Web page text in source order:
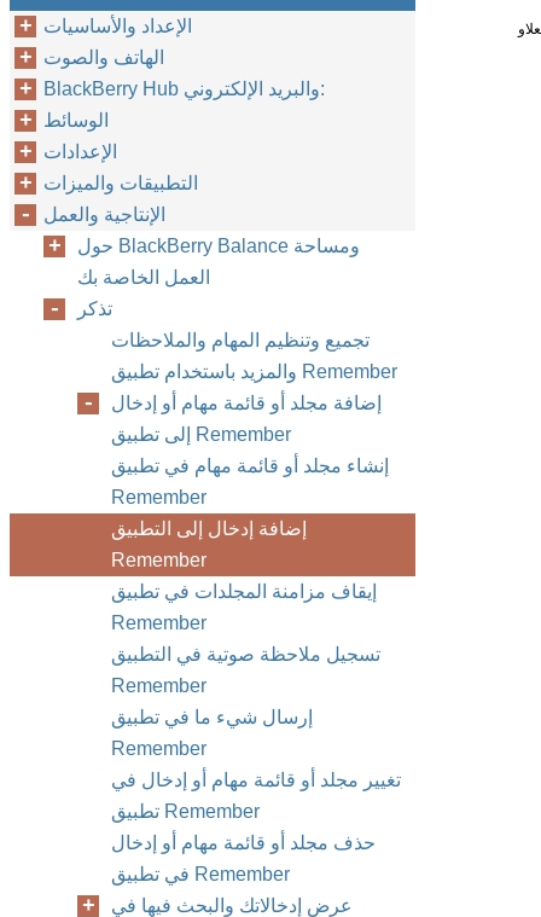
الإعداد والأساسيات
الهاتف والصوت
BlackBerry Hub والبريد الإلكتروني:
الوسائط
الإعدادات
التطبيقات والميزات
الإنتاجية والعمل
حول BlackBerry Balance ومساحة
العمل الخاصة بك
تذكر
تجميع وتنظيم المهام والملاحظات
والمزيد باستخدام تطبيق Remember
إضافة مجلد أو قائمة مهام أو إدخال
إلى تطبيق Remember
إنشاء مجلد أو قائمة مهام في تطبيق
Remember
إضافة إدخال إلى التطبيق
Remember
إيقاف مزامنة المجلدات في تطبيق
Remember
تسجيل ملاحظة صوتية في التطبيق
Remember
إرسال شيء ما في تطبيق
Remember
تغيير مجلد أو قائمة مهام أو إدخال في
تطبيق Remember
حذف مجلد أو قائمة مهام أو إدخال
في تطبيق Remember
عرض إدخالاتك والبحث فيها في